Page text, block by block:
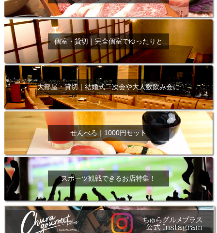
個室・貸切｜完全個室でゆったりと
大部屋・貸切｜結婚式二次会や大人数飲み会に
せんべろ｜1000円セット
スポーツ観戦できるお店特集！